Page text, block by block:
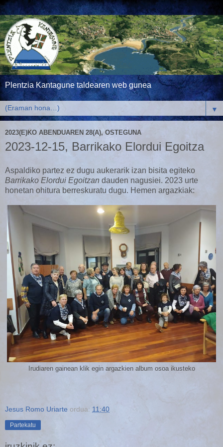
Plentzia Kantagune taldearen web gunea
▼
2023(E)KO ABENDUAREN 28(A), OSTEGUNA
2023-12-15, Barrikako Elordui Egoitza
Aspaldiko partez ez dugu aukerarik izan bisita egiteko
Barrikako Elordui Egoitzan dauden nagusiei. 2023 urte
honetan ohitura berreskuratu dugu. Hemen argazkiak:
Irudiaren gainean klik egin argazkien album osoa ikusteko
Jesus Romo Uriarte ordua: 11:40
Partekatu